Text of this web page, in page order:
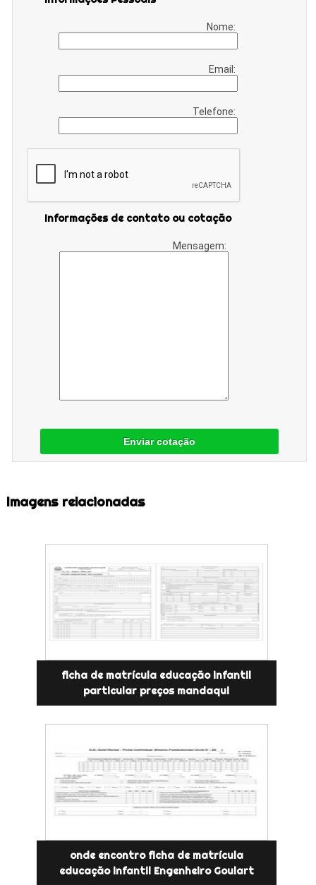
Nome:
Email:
Telefone:
Informações de contato ou cotação
Mensagem:
Enviar cotação
Imagens relacionadas
ficha de matrícula educação infantil
particular preços mandaqui
onde encontro ficha de matrícula
educação infantil Engenheiro Goulart